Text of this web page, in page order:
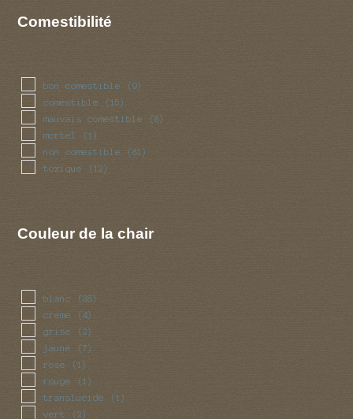
Comestibilité
bon comestible (9)
comestible (15)
mauvais comestible (8)
mortel (1)
non comestible (81)
toxique (12)
Couleur de la chair
blanc (38)
creme (4)
grise (2)
jaune (7)
rose (1)
rouge (1)
translucide (1)
vert (2)